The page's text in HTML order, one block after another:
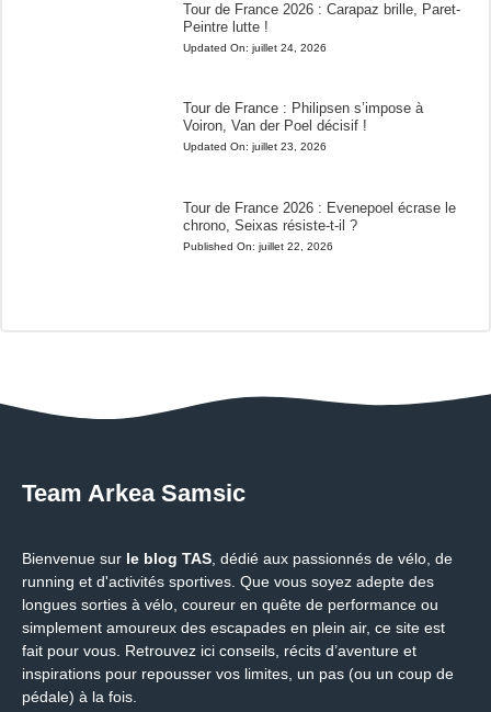
Tour de France 2026 : Carapaz brille, Paret-
Peintre lutte !
Updated On: juillet 24, 2026
Tour de France : Philipsen s’impose à
Voiron, Van der Poel décisif !
Updated On: juillet 23, 2026
Tour de France 2026 : Evenepoel écrase le
chrono, Seixas résiste-t-il ?
Published On: juillet 22, 2026
Team Arkea Samsic
Bienvenue sur le blog TAS, dédié aux passionnés de vélo, de
running et d'activités sportives. Que vous soyez adepte des
longues sorties à vélo, coureur en quête de performance ou
simplement amoureux des escapades en plein air, ce site est
fait pour vous. Retrouvez ici conseils, récits d’aventure et
inspirations pour repousser vos limites, un pas (ou un coup de
pédale) à la fois.